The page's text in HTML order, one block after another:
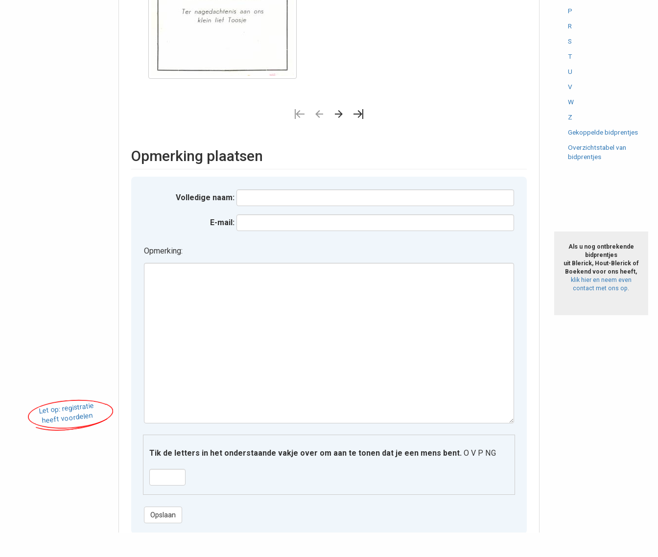
Let op: registratie
heeft voordelen
Opmerking plaatsen
Volledige naam:
E-mail:
Opmerking:
Tik de letters in het onderstaande vakje over om aan te tonen dat je een mens bent. O V P N G
P
R
S
T
U
V
W
Z
Gekoppelde bidprentjes
Overzichtstabel van
bidprentjes
Als u nog ontbrekende
bidprentjes
uit Blerick, Hout-Blerick of
Boekend voor ons heeft,
klik hier en neem even
contact met ons op.